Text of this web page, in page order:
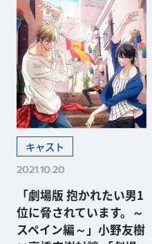
キャスト
2021.10.20
「劇場版 抱かれたい男1
位に脅されています。～
スペイン編～」小野友樹